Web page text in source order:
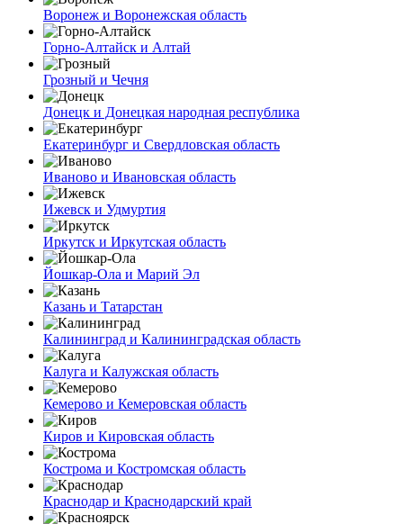
Воронеж и Воронежская область
Горно-Алтайск и Алтай
Грозный и Чечня
Донецк и Донецкая народная республика
Екатеринбург и Свердловская область
Иваново и Ивановская область
Ижевск и Удмуртия
Иркутск и Иркутская область
Йошкар-Ола и Марий Эл
Казань и Татарстан
Калининград и Калининградская область
Калуга и Калужская область
Кемерово и Кемеровская область
Киров и Кировская область
Кострома и Костромская область
Краснодар и Краснодарский край